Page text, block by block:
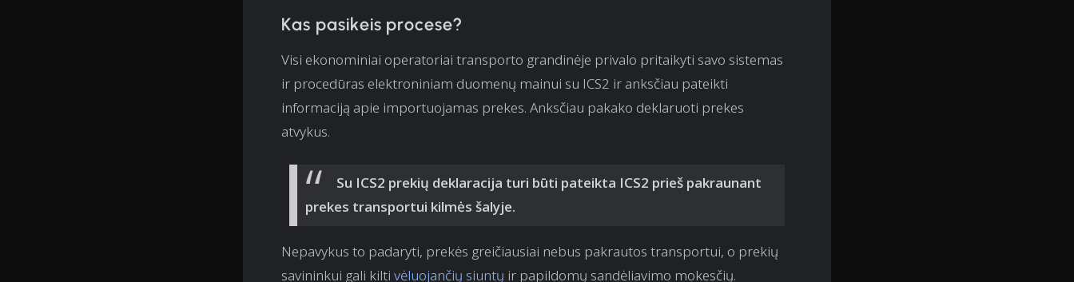
Kas pasikeis procese?
Visi ekonominiai operatoriai transporto grandinėje privalo pritaikyti savo sistemas
ir procedūras elektroniniam duomenų mainui su ICS2 ir anksčiau pateikti
informaciją apie importuojamas prekes. Anksčiau pakako deklaruoti prekes
atvykus.
Su ICS2 prekių deklaracija turi būti pateikta ICS2 prieš pakraunant
prekes transportui kilmės šalyje.
Nepavykus to padaryti, prekės greičiausiai nebus pakrautos transportui, o prekių
savininkui gali kilti vėluojančių siuntų ir papildomų sandėliavimo mokesčių.